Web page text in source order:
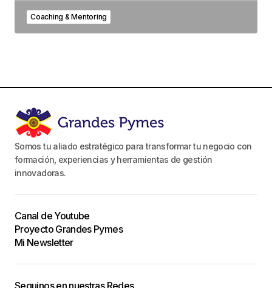
Coaching & Mentoring
Somos tu aliado estratégico para transformar tu negocio con
formación, experiencias y herramientas de gestión
innovadoras.
Canal de Youtube
Proyecto Grandes Pymes
Mi Newsletter